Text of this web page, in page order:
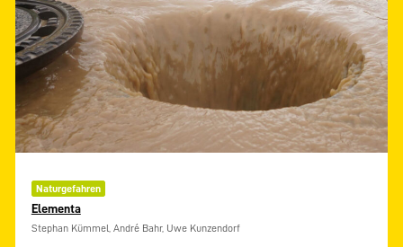
Naturgefahren
Elementa
Stephan Kümmel, André Bahr, Uwe Kunzendorf